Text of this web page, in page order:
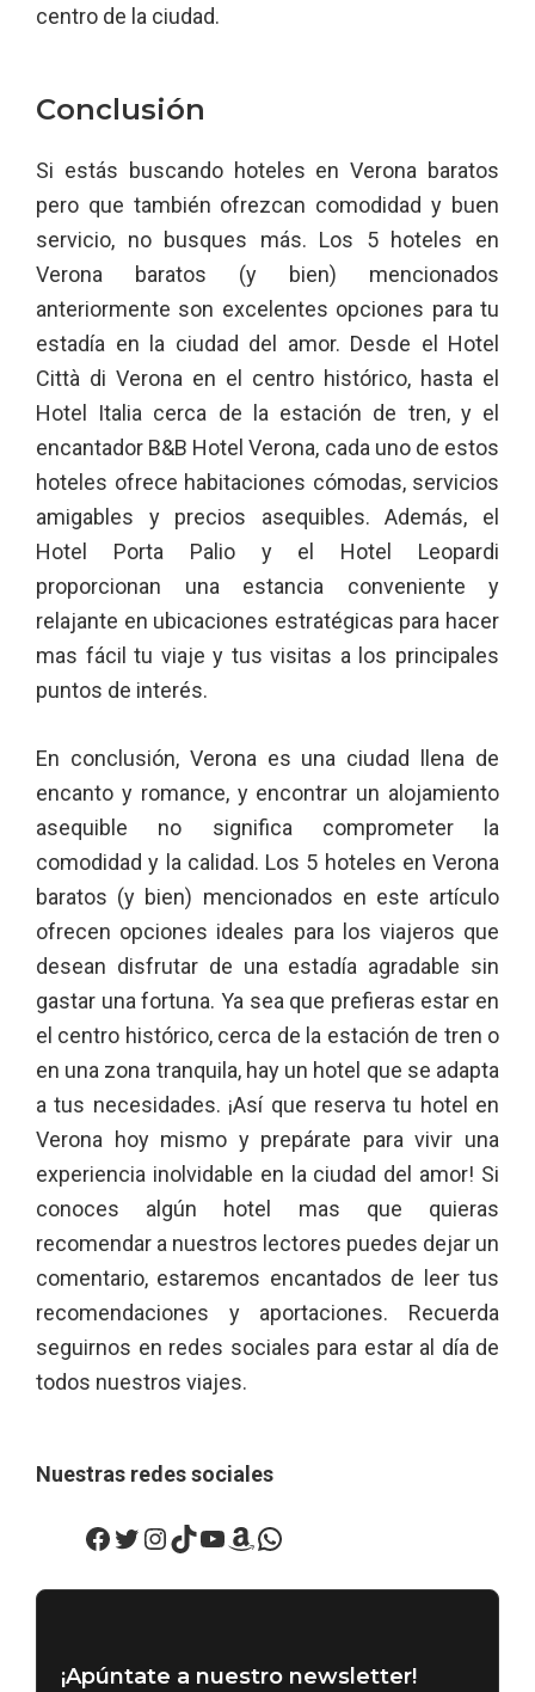
centro de la ciudad.
Conclusión
Si estás buscando hoteles en Verona baratos
pero que también ofrezcan comodidad y buen
servicio, no busques más. Los 5 hoteles en
Verona baratos (y bien) mencionados
anteriormente son excelentes opciones para tu
estadía en la ciudad del amor. Desde el Hotel
Città di Verona en el centro histórico, hasta el
Hotel Italia cerca de la estación de tren, y el
encantador B&B Hotel Verona, cada uno de estos
hoteles ofrece habitaciones cómodas, servicios
amigables y precios asequibles. Además, el
Hotel Porta Palio y el Hotel Leopardi
proporcionan una estancia conveniente y
relajante en ubicaciones estratégicas para hacer
mas fácil tu viaje y tus visitas a los principales
puntos de interés.
En conclusión, Verona es una ciudad llena de
encanto y romance, y encontrar un alojamiento
asequible no significa comprometer la
comodidad y la calidad. Los 5 hoteles en Verona
baratos (y bien) mencionados en este artículo
ofrecen opciones ideales para los viajeros que
desean disfrutar de una estadía agradable sin
gastar una fortuna. Ya sea que prefieras estar en
el centro histórico, cerca de la estación de tren o
en una zona tranquila, hay un hotel que se adapta
a tus necesidades. ¡Así que reserva tu hotel en
Verona hoy mismo y prepárate para vivir una
experiencia inolvidable en la ciudad del amor! Si
conoces algún hotel mas que quieras
recomendar a nuestros lectores puedes dejar un
comentario, estaremos encantados de leer tus
recomendaciones y aportaciones. Recuerda
seguirnos en redes sociales para estar al día de
todos nuestros viajes.
Nuestras redes sociales
Facebook
Twitter
Instagram
TikTok
YouTube
Amazon
WhatsApp
¡Apúntate a nuestro newsletter!